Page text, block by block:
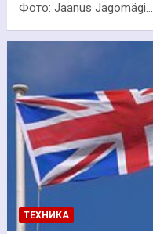
Фото: Jaanus Jagomägi…
ТЕХНИКА